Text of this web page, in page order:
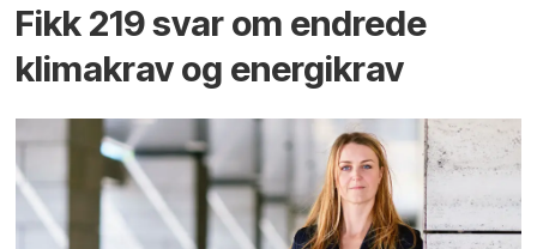
Fikk 219 svar om endrede
klimakrav og energikrav